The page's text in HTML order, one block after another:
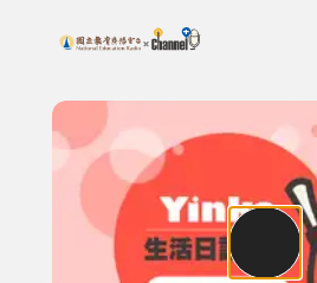
上方功能區塊
搜尋關鍵字：可輸入節目名稱、